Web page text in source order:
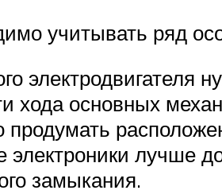
учитывать ряд
электродвигателя
хода основных
продумать
электроники лучше
замыкания.